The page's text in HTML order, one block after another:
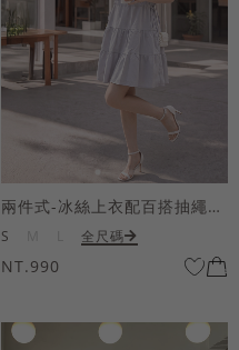
兩件式-冰絲上衣配百搭抽繩短洋裝
S 全尺碼
NT.990